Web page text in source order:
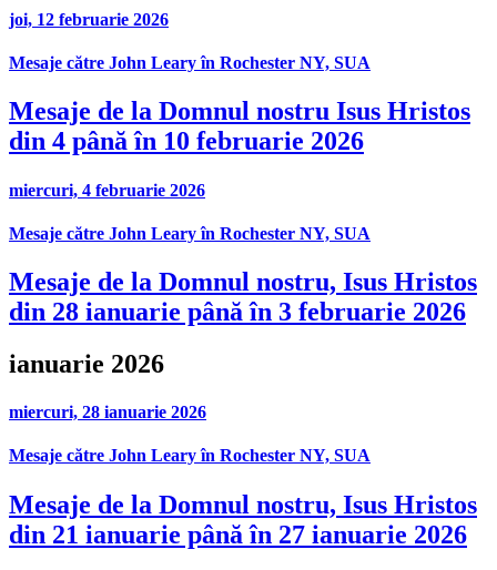
joi, 12 februarie 2026
Mesaje către John Leary în Rochester NY, SUA
Mesaje de la Domnul nostru Isus Hristos
din 4 până în 10 februarie 2026
miercuri, 4 februarie 2026
Mesaje către John Leary în Rochester NY, SUA
Mesaje de la Domnul nostru, Isus Hristos
din 28 ianuarie până în 3 februarie 2026
ianuarie 2026
miercuri, 28 ianuarie 2026
Mesaje către John Leary în Rochester NY, SUA
Mesaje de la Domnul nostru, Isus Hristos
din 21 ianuarie până în 27 ianuarie 2026